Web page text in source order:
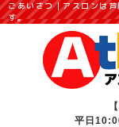
ごあいさつ｜アスロンは
す。
平日